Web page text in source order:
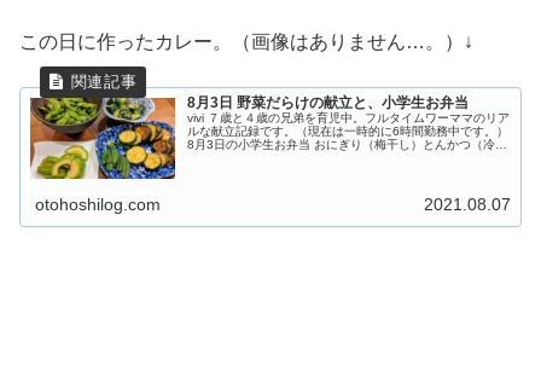
この日に作ったカレー。（画像はありません…。）↓
8月3日 野菜だらけの献立と、小学生お弁当
vivi ７歳と４歳の兄弟を育児中。フルタイムワーママのリア
ルな献立記録です。（現在は一時的に6時間勤務中です。）
8月3日の小学生お弁当 おにぎり（梅干し）とんかつ（冷凍
otohoshilog.com 2021.08.07